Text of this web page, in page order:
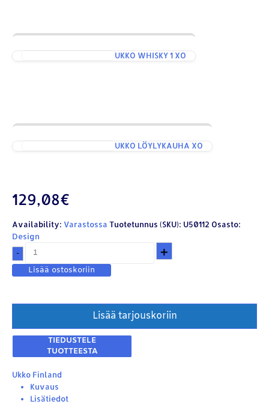
UKKO WHISKY 1 XO
UKKO LÖYLYKAUHA XO
129,08€
Availability: Varastossa Tuotetunnus (SKU): U50112 Osasto:
Design
- +
Lisää ostoskoriin
Lisää tarjouskoriin
Ukko Finland
Kuvaus
Lisätiedot